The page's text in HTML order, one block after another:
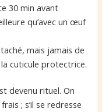
30 min avant
qu’avec un œuf
mais jamais de
cuticule protectrice.
devenu rituel. On
; s’il se redresse